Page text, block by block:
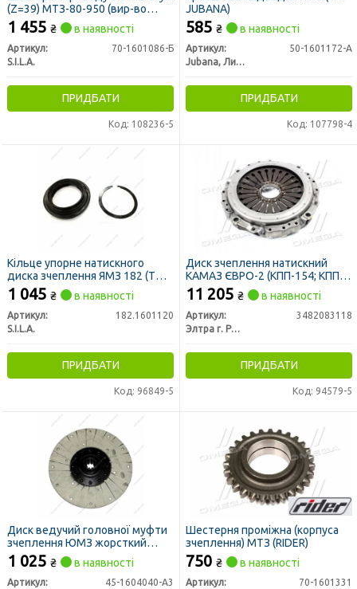
(Z=39) МТЗ-80-950 (вир-во
S.I.L.A)
1 455 ₴ в наявності
Артикул:
70-1601086-Б
S.I.L.A.
ПРИДБАТИ
Код: 108236-5
JUBANA)
585 ₴ в наявності
Артикул:
50-1601172-А
Jubana, Литва
ПРИДБАТИ
Код: 107798-4
Кільце упорне натискного
диска зчеплення ЯМЗ 182 (ТМ
S.I.L.A.)
1 045 ₴ в наявності
Артикул:
182.1601120
S.I.L.A.
ПРИДБАТИ
Код: 96849-5
Диск зчеплення натискний
КАМАЗ ЄВРО-2 (КПП-154; КПП-
ZF-16S151) MFZ-430 (вир-во
ПРАМО)
11 205 ₴ в наявності
Артикул:
3482083118
Элтра г. Ржев
ПРИДБАТИ
Код: 94579-5
Диск ведучий головної муфти
зчеплення ЮМЗ жорсткий
(вир-во Юбана)
1 025 ₴ в наявності
Артикул:
45-1604040-А3
Шестерня проміжна (корпуса
зчеплення) МТЗ (RIDER)
750 ₴ в наявності
Артикул:
70-1601331